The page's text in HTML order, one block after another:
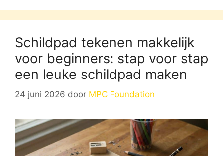
Schildpad tekenen makkelijk
voor beginners: stap voor stap
een leuke schildpad maken
24 juni 2026 door MPC Foundation